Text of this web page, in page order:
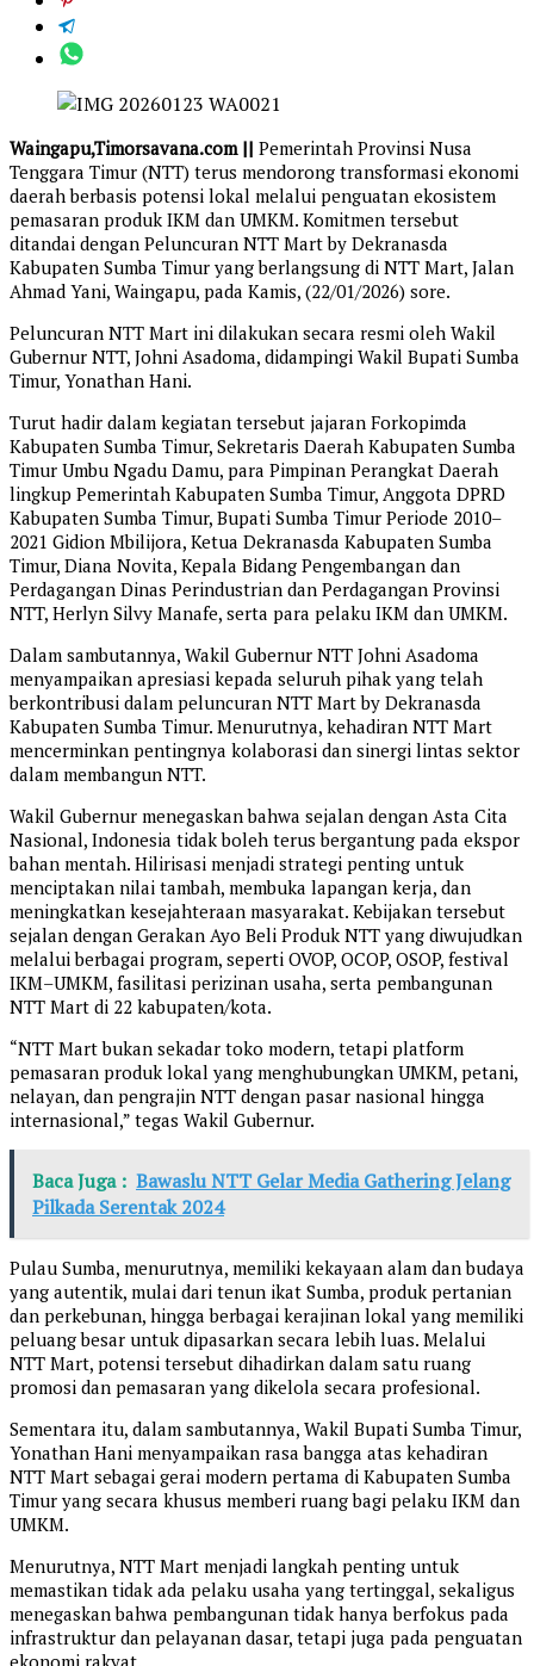
Waingapu,Timorsavana.com || Pemerintah Provinsi Nusa
Tenggara Timur (NTT) terus mendorong transformasi ekonomi
daerah berbasis potensi lokal melalui penguatan ekosistem
pemasaran produk IKM dan UMKM. Komitmen tersebut
ditandai dengan Peluncuran NTT Mart by Dekranasda
Kabupaten Sumba Timur yang berlangsung di NTT Mart, Jalan
Ahmad Yani, Waingapu, pada Kamis, (22/01/2026) sore.
Peluncuran NTT Mart ini dilakukan secara resmi oleh Wakil
Gubernur NTT, Johni Asadoma, didampingi Wakil Bupati Sumba
Timur, Yonathan Hani.
Turut hadir dalam kegiatan tersebut jajaran Forkopimda
Kabupaten Sumba Timur, Sekretaris Daerah Kabupaten Sumba
Timur Umbu Ngadu Damu, para Pimpinan Perangkat Daerah
lingkup Pemerintah Kabupaten Sumba Timur, Anggota DPRD
Kabupaten Sumba Timur, Bupati Sumba Timur Periode 2010–
2021 Gidion Mbilijora, Ketua Dekranasda Kabupaten Sumba
Timur, Diana Novita, Kepala Bidang Pengembangan dan
Perdagangan Dinas Perindustrian dan Perdagangan Provinsi
NTT, Herlyn Silvy Manafe, serta para pelaku IKM dan UMKM.
Dalam sambutannya, Wakil Gubernur NTT Johni Asadoma
menyampaikan apresiasi kepada seluruh pihak yang telah
berkontribusi dalam peluncuran NTT Mart by Dekranasda
Kabupaten Sumba Timur. Menurutnya, kehadiran NTT Mart
mencerminkan pentingnya kolaborasi dan sinergi lintas sektor
dalam membangun NTT.
Wakil Gubernur menegaskan bahwa sejalan dengan Asta Cita
Nasional, Indonesia tidak boleh terus bergantung pada ekspor
bahan mentah. Hilirisasi menjadi strategi penting untuk
menciptakan nilai tambah, membuka lapangan kerja, dan
meningkatkan kesejahteraan masyarakat. Kebijakan tersebut
sejalan dengan Gerakan Ayo Beli Produk NTT yang diwujudkan
melalui berbagai program, seperti OVOP, OCOP, OSOP, festival
IKM–UMKM, fasilitasi perizinan usaha, serta pembangunan
NTT Mart di 22 kabupaten/kota.
“NTT Mart bukan sekadar toko modern, tetapi platform
pemasaran produk lokal yang menghubungkan UMKM, petani,
nelayan, dan pengrajin NTT dengan pasar nasional hingga
internasional,” tegas Wakil Gubernur.
Baca Juga : Bawaslu NTT Gelar Media Gathering Jelang
Pilkada Serentak 2024
Pulau Sumba, menurutnya, memiliki kekayaan alam dan budaya
yang autentik, mulai dari tenun ikat Sumba, produk pertanian
dan perkebunan, hingga berbagai kerajinan lokal yang memiliki
peluang besar untuk dipasarkan secara lebih luas. Melalui
NTT Mart, potensi tersebut dihadirkan dalam satu ruang
promosi dan pemasaran yang dikelola secara profesional.
Sementara itu, dalam sambutannya, Wakil Bupati Sumba Timur,
Yonathan Hani menyampaikan rasa bangga atas kehadiran
NTT Mart sebagai gerai modern pertama di Kabupaten Sumba
Timur yang secara khusus memberi ruang bagi pelaku IKM dan
UMKM.
Menurutnya, NTT Mart menjadi langkah penting untuk
memastikan tidak ada pelaku usaha yang tertinggal, sekaligus
menegaskan bahwa pembangunan tidak hanya berfokus pada
infrastruktur dan pelayanan dasar, tetapi juga pada penguatan
ekonomi rakyat.